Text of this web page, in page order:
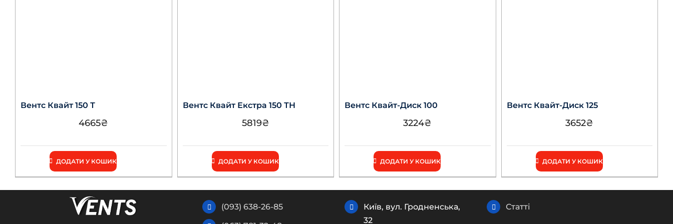
Вентс Квайт 150 Т
4665₴
ДОДАТИ У КОШИК
Вентс Квайт Екстра 150 ТН
5819₴
ДОДАТИ У КОШИК
Вентс Квайт-Диск 100
3224₴
ДОДАТИ У КОШИК
Вентс Квайт-Диск 125
3652₴
ДОДАТИ У КОШИК
(093) 638-26-85
Київ, вул. Гродненська,
32
Статті